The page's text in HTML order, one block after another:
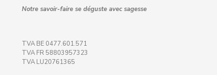
Notre savoir-faire se déguste avec sagesse
TVA BE 0477.601.571
TVA FR 58803957323
TVA LU20761365